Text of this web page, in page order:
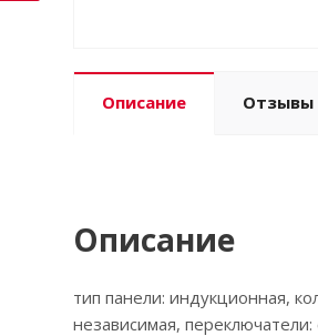
Описание Отзывы
Описание
тип панели: индукционная,
независимая,